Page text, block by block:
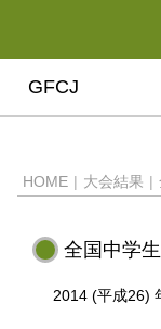
GFCJ
HOME | 大会結果 |
全国中学
2014 (平成26)